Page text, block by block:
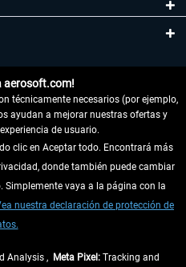
aerosoft.com!
técnicamente necesarios (por ejemplo,
ayudan a mejorar nuestras ofertas y
de usuario.
clic en Aceptar todo. Encontrará más
donde también puede cambiar
Simplemente vaya a la página con la
nuestra declaración de protección de
Analysis , Meta Pixel: Tracking and